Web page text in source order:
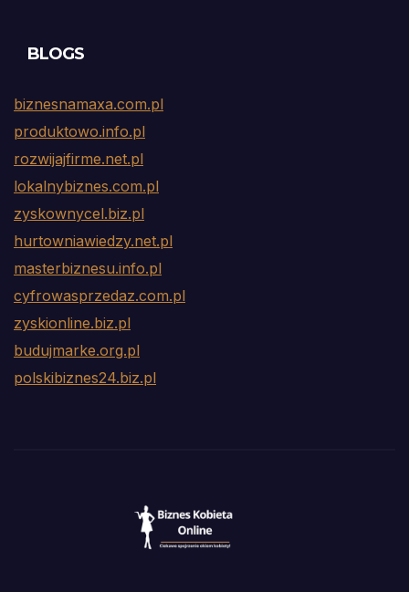
BLOGS
biznesnamaxa.com.pl
produktowo.info.pl
rozwijajfirme.net.pl
lokalnybiznes.com.pl
zyskownycel.biz.pl
hurtowniawiedzy.net.pl
masterbiznesu.info.pl
cyfrowasprzedaz.com.pl
zyskionline.biz.pl
budujmarke.org.pl
polskibiznes24.biz.pl